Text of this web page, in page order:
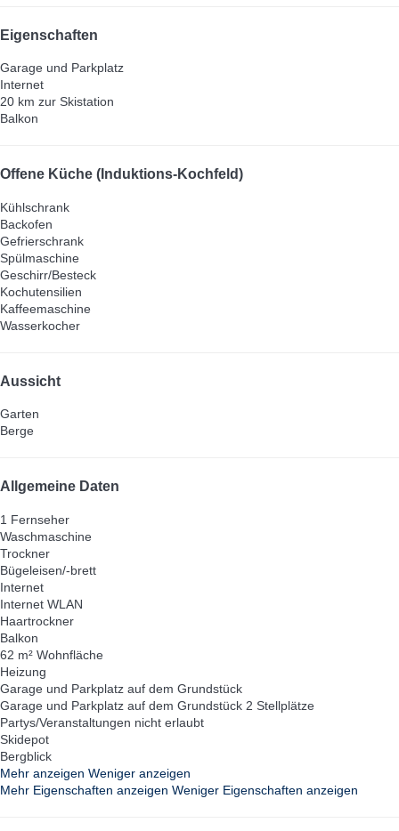
Eigenschaften
Garage und Parkplatz
Internet
20 km zur Skistation
Balkon
Offene Küche (Induktions-Kochfeld)
Kühlschrank
Backofen
Gefrierschrank
Spülmaschine
Geschirr/Besteck
Kochutensilien
Kaffeemaschine
Wasserkocher
Aussicht
Garten
Berge
Allgemeine Daten
1 Fernseher
Waschmaschine
Trockner
Bügeleisen/-brett
Internet
Internet WLAN
Haartrockner
Balkon
62 m² Wohnfläche
Heizung
Garage und Parkplatz auf dem Grundstück
Garage und Parkplatz auf dem Grundstück 2 Stellplätze
Partys/Veranstaltungen nicht erlaubt
Skidepot
Bergblick
Mehr anzeigen Weniger anzeigen
Mehr Eigenschaften anzeigen Weniger Eigenschaften anzeigen